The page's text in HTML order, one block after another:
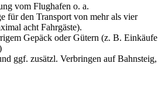
vom Flughafen o. a.
für den Transport von mehr als vier
acht Fahrgäste).
Gepäck oder Gütern (z. B. Einkäufe
ggf. zusätzl. Verbringen auf Bahnsteig,